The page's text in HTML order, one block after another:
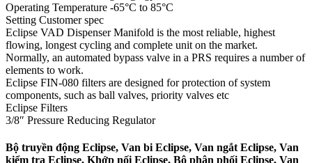
Operating Temperature -65°C to 85°C
Setting Customer spec
Eclipse VAD Dispenser Manifold is the most reliable, highest
flowing, longest cycling and complete unit on the market.
Normally, an automated bypass valve in a PRS requires a number of
elements to work.
Eclipse FIN-080 filters are designed for protection of system
components, such as ball valves, priority valves etc
Eclipse Filters
3/8″ Pressure Reducing Regulator
Bộ truyền động Eclipse, Van bi Eclipse, Van ngắt Eclipse, Van
kiểm tra Eclipse, Khớp nối Eclipse, Bộ phân phối Eclipse, Van